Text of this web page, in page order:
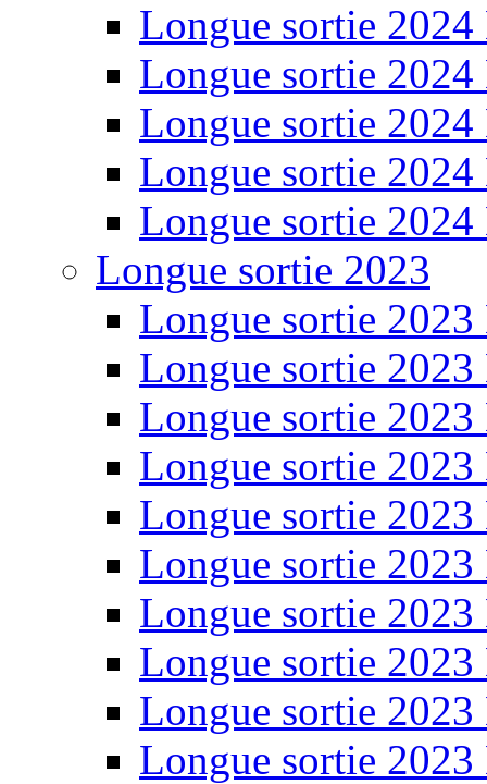
Longue sortie 2024
Longue sortie 2024
Longue sortie 2024
Longue sortie 2024
Longue sortie 2024
Longue sortie 2023
Longue sortie 2023
Longue sortie 2023
Longue sortie 2023
Longue sortie 2023
Longue sortie 2023
Longue sortie 2023
Longue sortie 2023
Longue sortie 2023
Longue sortie 2023
Longue sortie 2023